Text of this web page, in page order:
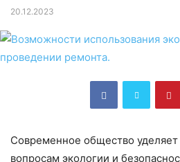
20.12.2023
Современное общество
вопросам экологии и